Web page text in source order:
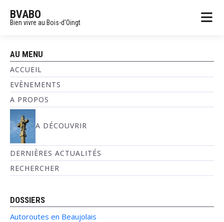
BVABO
Bien vivre au Bois-d'Oingt
AU MENU
ACCUEIL
EVÈNEMENTS
A PROPOS
A DÉCOUVRIR
DERNIÈRES ACTUALITÉS
RECHERCHER
DOSSIERS
Autoroutes en Beaujolais